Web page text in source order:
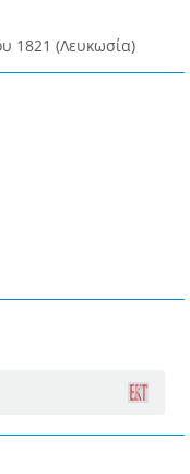
1821 (Λευκωσία)